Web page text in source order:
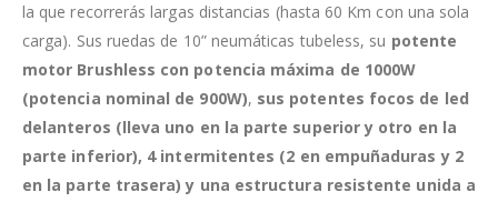
la que recorrerás largas distancias (hasta 60 Km con una sola
carga). Sus ruedas de 10” neumáticas tubeless, su potente
motor Brushless con potencia máxima de 1000W
(potencia nominal de 900W), sus potentes focos de led
delanteros (lleva uno en la parte superior y otro en la
parte inferior), 4 intermitentes (2 en empuñaduras y 2
en la parte trasera) y una estructura resistente unida a